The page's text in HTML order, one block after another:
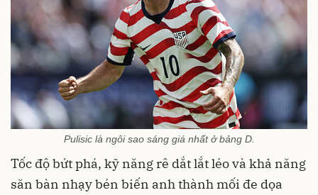
Pulisic là ngôi sao sáng giá nhất ở bảng D.
Tốc độ bứt phá, kỹ năng rê dắt lắt léo và khả năng
săn bàn nhạy bén biến anh thành mối đe dọa